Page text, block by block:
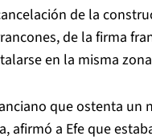
de la
de la firma
en la misma
que ostenta un
afirmó a Efe que